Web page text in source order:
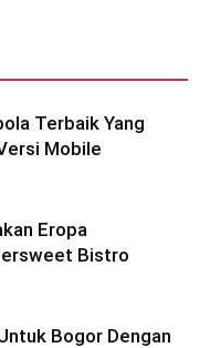
Terbaik Yang
Mobile
Eropa
Bistro
Bogor Dengan